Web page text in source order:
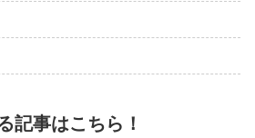
記事はこちら！